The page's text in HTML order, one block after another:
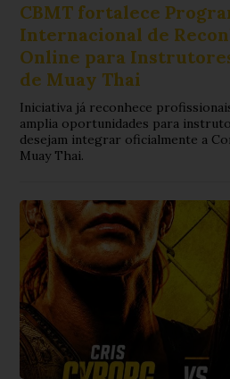
CBMT fortalece
Internacional de
Online para
de Muay Thai
Iniciativa já reconhece
amplia oportunidades para
desejam integrar oficialmente a
Muay Thai.